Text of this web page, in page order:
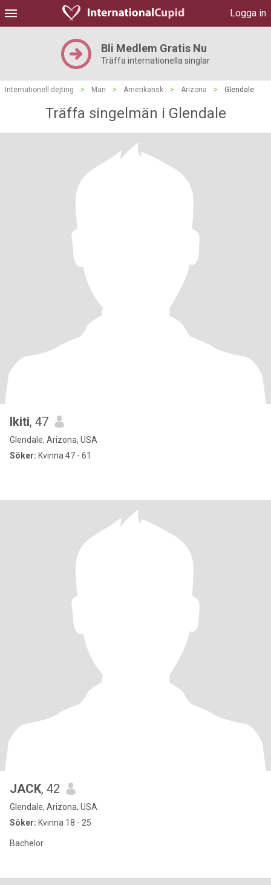
Logga in
Bli Medlem Gratis Nu
Träffa internationella singlar
Internationell dejting > Män > Amerikansk > Arizona > Glendale
Träffa singelmän i Glendale
Ikiti, 47
Glendale, Arizona, USA
Söker: Kvinna 47 - 61
JACK, 42
Glendale, Arizona, USA
Söker: Kvinna 18 - 25
Bachelor